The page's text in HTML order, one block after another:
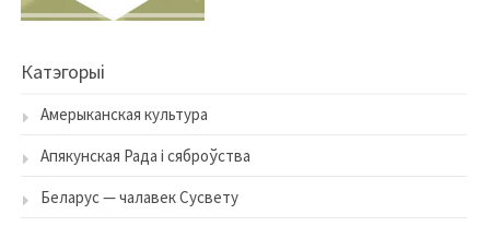
Катэгорыі
Амерыканская культура
Апякунская Рада і сяброўства
Беларус — чалавек Сусвету